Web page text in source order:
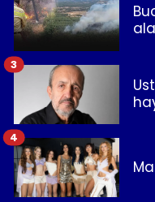
3
4